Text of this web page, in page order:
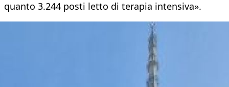
quanto 3.244 posti letto di terapia intensiva».